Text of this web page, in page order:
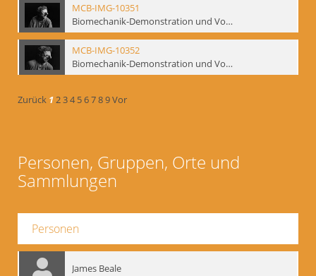
MCB-IMG-10351
Biomechanik-Demonstration und Vortrag, Berliner Ensemble, 04.10.1991
MCB-IMG-10352
Biomechanik-Demonstration und Vortrag, Berliner Ensemble, 04.10.1991
Zurück 1234 56789Vor
Personen, Gruppen, Orte und
Sammlungen
Personen
James Beale